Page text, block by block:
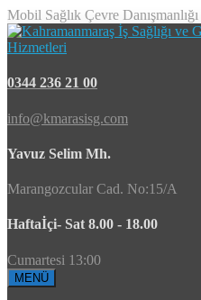
Mobil Sağlık Çevre
0344 236 21 00
info@kmarasisg.com
Yavuz Selim Mh.
Marangozcular Cad. No:15/A
Haftaİçi- Sat 8.00 - 18.00
Cumartesi 13:00
MENÜ